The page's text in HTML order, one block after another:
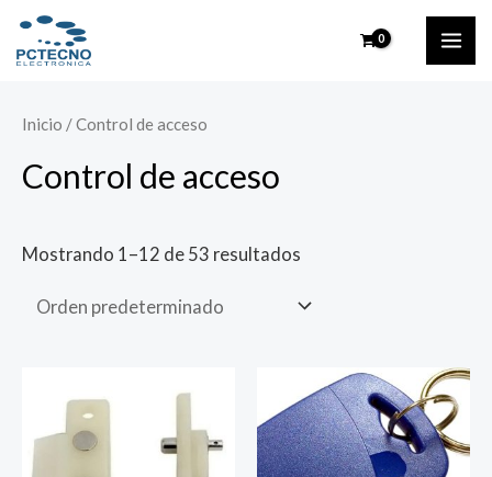
Inicio / Control de acceso
Control de acceso
Mostrando 1–12 de 53 resultados